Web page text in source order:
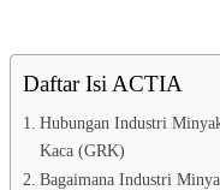
Daftar Isi ACTIA
Hubungan Industri
Kaca (GRK)
Bagaimana Industri